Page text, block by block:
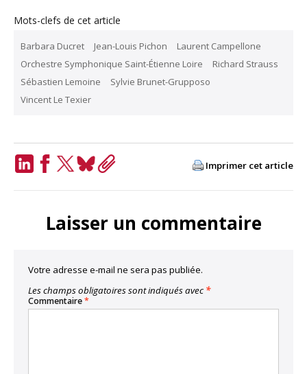
Mots-clefs de cet article
Barbara Ducret Jean-Louis Pichon
Laurent Campellone
Orchestre Symphonique Saint-Étienne Loire
Richard Strauss
Sébastien Lemoine
Sylvie Brunet-Grupposo
Vincent Le Texier
Imprimer cet article
Laisser un commentaire
Votre adresse e-mail ne sera pas publiée.
Les champs obligatoires sont indiqués avec *
Commentaire*